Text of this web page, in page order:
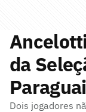
da
Paraguai
Dois jogadores